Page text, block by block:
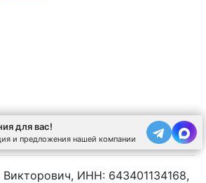
ИНН: 643401134168,
для вас!
и предложения нашей компании